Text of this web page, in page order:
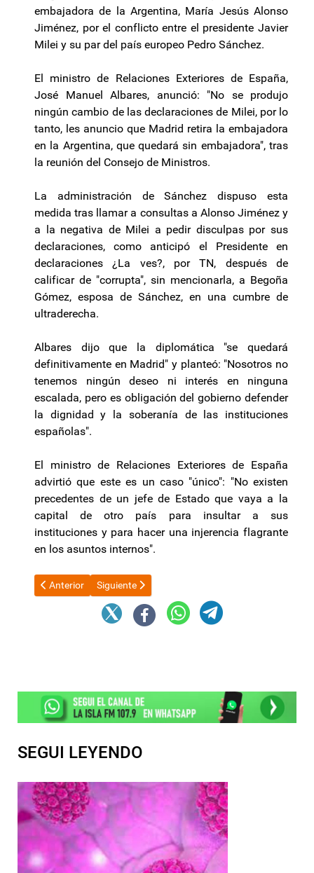
embajadora de la Argentina, María Jesús Alonso
Jiménez, por el conflicto entre el presidente Javier
Milei y su par del país europeo Pedro Sánchez.
El ministro de Relaciones Exteriores de España,
José Manuel Albares, anunció: "No se produjo
ningún cambio de las declaraciones de Milei, por lo
tanto, les anuncio que Madrid retira la embajadora
en la Argentina, que quedará sin embajadora", tras
la reunión del Consejo de Ministros.
La administración de Sánchez dispuso esta
medida tras llamar a consultas a Alonso Jiménez y
a la negativa de Milei a pedir disculpas por sus
declaraciones, como anticipó el Presidente en
declaraciones ¿La ves?, por TN, después de
calificar de "corrupta", sin mencionarla, a Begoña
Gómez, esposa de Sánchez, en una cumbre de
ultraderecha.
Albares dijo que la diplomática "se quedará
definitivamente en Madrid" y planteó: "Nosotros no
tenemos ningún deseo ni interés en ninguna
escalada, pero es obligación del gobierno defender
la dignidad y la soberanía de las instituciones
españolas".
El ministro de Relaciones Exteriores de España
advirtió que este es un caso "único": "No existen
precedentes de un jefe de Estado que vaya a la
capital de otro país para insultar a sus
instituciones y para hacer una injerencia flagrante
en los asuntos internos".
Artículo anterior: El Gobierno aprobó una nueva suba de los
Anterior Artículo siguiente: En busca de un acuerdo el
Siguiente
SEGUI LEYENDO